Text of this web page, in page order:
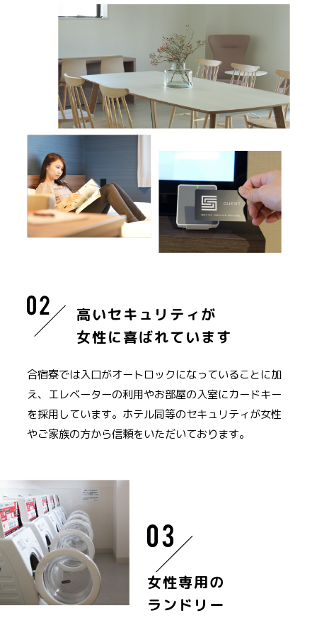
高いセキュリティが
女性に喜ばれています
合宿寮では入口がオートロックになっていることに加
え、エレベーターの利用やお部屋の入室にカードキー
を採用しています。ホテル同等のセキュリティが女性
やご家族の方から信頼をいただいております。
女性専用の
ランドリー